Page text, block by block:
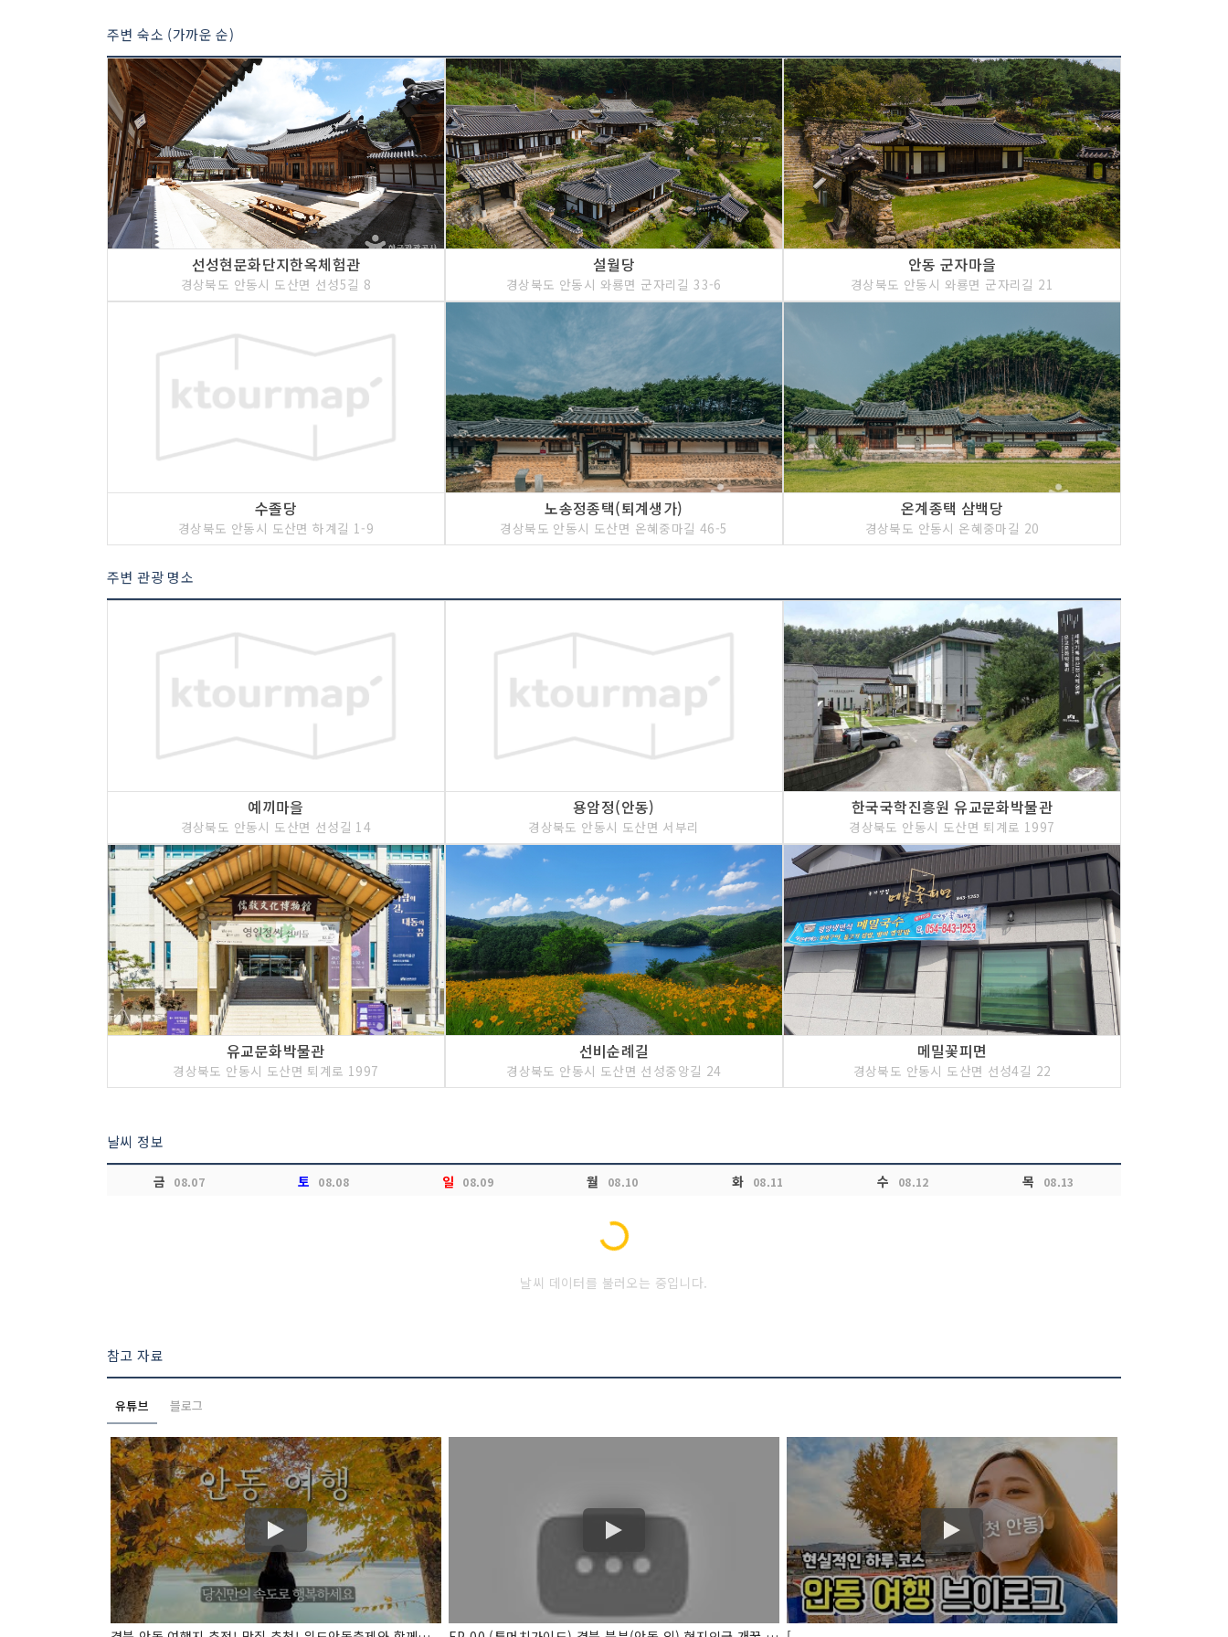
주변 숙소 (가까운 순)
선성현문화단지한옥체험관
경상북도 안동시 도산면 선성5길 8
설월당
경상북도 안동시 와룡면 군자리길 33-6
안동 군자마을
경상북도 안동시 와룡면 군자리길 21
수졸당
경상북도 안동시 도산면 하계길 1-9
노송정종택(퇴계생가)
경상북도 안동시 도산면 온혜중마길 46-5
온계종택 삼백당
경상북도 안동시 온혜중마길 20
주변 관광 명소
예끼마을
경상북도 안동시 도산면 선성길 14
용암정(안동)
경상북도 안동시 도산면 서부리
한국국학진흥원 유교문화박물관
경상북도 안동시 도산면 퇴계로 1997
유교문화박물관
경상북도 안동시 도산면 퇴계로 1997
선비순례길
경상북도 안동시 도산면 선성중앙길 24
메밀꽃피면
경상북도 안동시 도산면 선성4길 22
날씨 정보
금 08.07 토 08.08 일 08.09 월 08.10 화 08.11 수 08.12 목 08.13
Loading...
날씨 데이터를 불러오는 중입니다.
참고 자료
유튜브 블로그